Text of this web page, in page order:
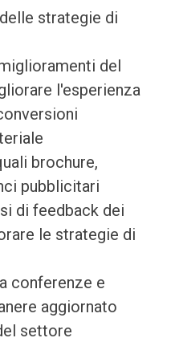
strategie di
del
l'esperienza
brochure,
pubblicitari
di feedback dei
le strategie di
conferenze e
aggiornato
settore